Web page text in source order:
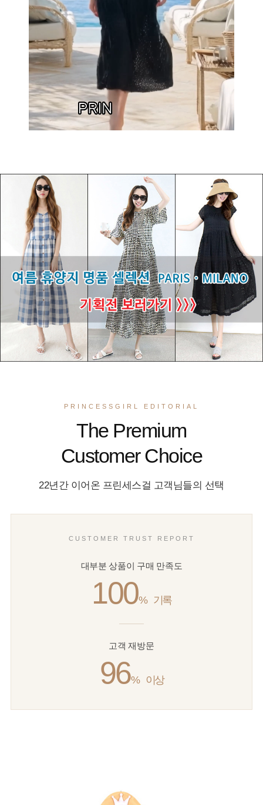
PRINCESSGIRL EDITORIAL
The Premium
Customer Choice
22년간 이어온 프린세스걸 고객님들의 선택
CUSTOMER TRUST REPORT
대부분 상품이 구매 만족도
100% 기록
고객 재방문
96% 이상